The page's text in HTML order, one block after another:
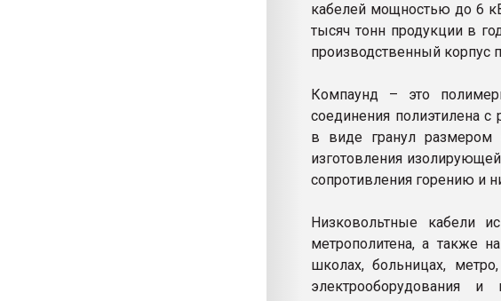
кабелей мощностью до 6
тысяч тонн продукции в
производственный корпус
Компаунд – это
соединения полиэтилена
в виде гранул
изготовления
сопротивления горению и
Низковольтные кабели
метрополитена, а также
школах, больницах,
электрооборудования и